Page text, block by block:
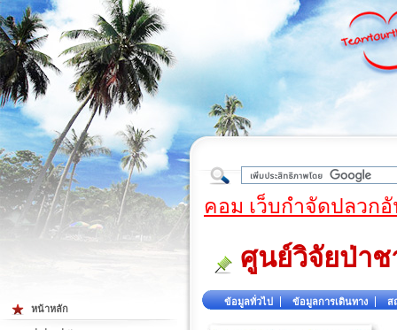
ต้
คอม เว็บกำจัดปลวก
ศูนย์วิจัยป่าช
ข้อมูลทั่วไป ข้อมูลการเดินทาง ส
หน้าหลัก